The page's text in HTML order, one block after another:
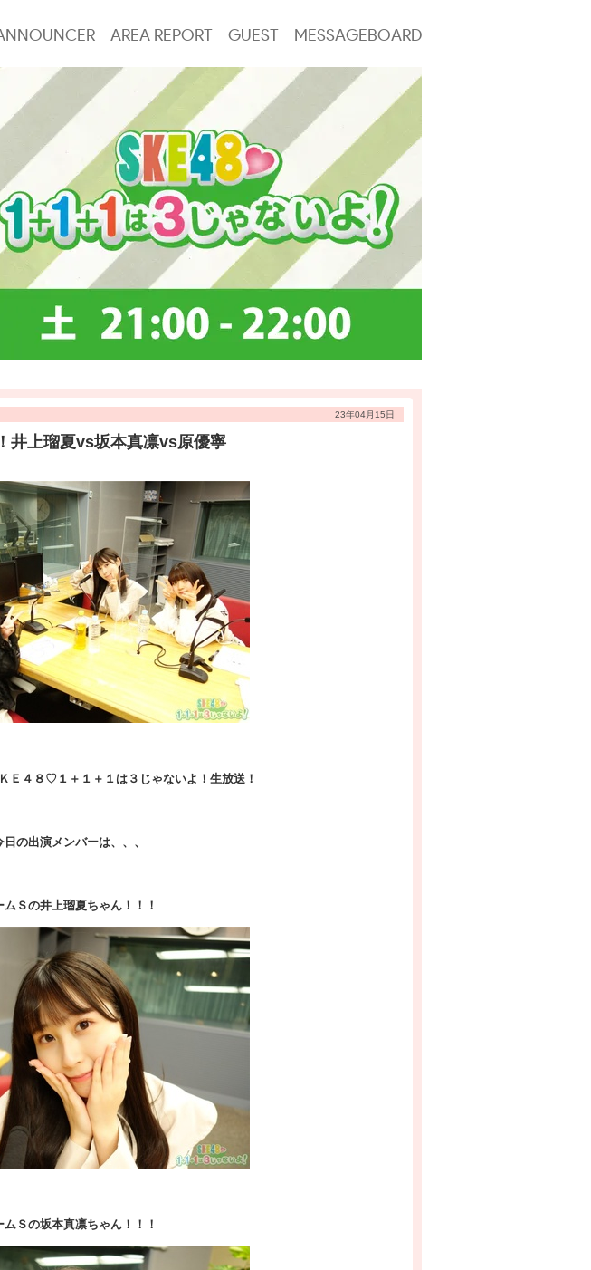
AREA REPORT GUEST MESSAGEBOARD
23年04月15日
井上瑠夏vs坂本真凛vs原優寧
Ｅ４８♡１＋１＋１は３じゃないよ！生放送！
日の出演メンバーは、、、
ムＳの井上瑠夏ちゃん！！！
ムＳの坂本真凛ちゃん！！！